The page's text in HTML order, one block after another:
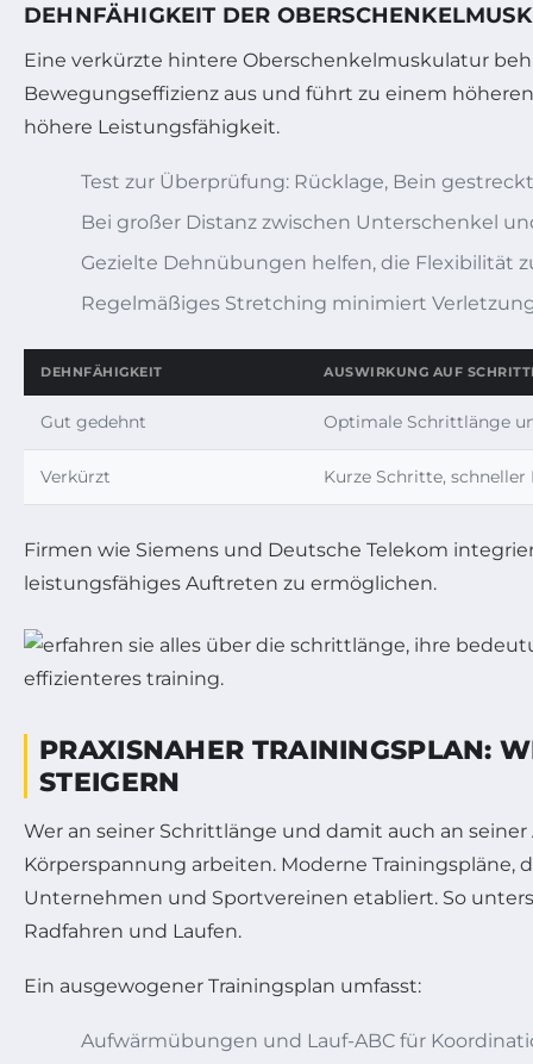
DEHNFÄHIGKEIT DER
Eine verkürzte hintere Oberschenkelmuskulatur
Bewegungseffizienz aus und führt zu einem
höhere Leistungsfähigkeit.
Test zur Überprüfung: Rücklage, Bein
Bei großer Distanz zwischen Unterschenkel
Gezielte Dehnübungen helfen, die Flexibilität
Regelmäßiges Stretching minimiert
DEHNFÄHIGKEIT AUSWIRKUNG AUF
Gut gedehnt Optimale Schrittlänge
Verkürzt Kurze Schritte,
Firmen wie Siemens und Deutsche Telekom
leistungsfähiges Auftreten zu ermöglichen.
PRAXISNAHER TRAININGSPLAN:
STEIGERN
Wer an seiner Schrittlänge und damit auch an
Körperspannung arbeiten. Moderne
Unternehmen und Sportvereinen etabliert. So
Radfahren und Laufen.
Ein ausgewogener Trainingsplan umfasst:
Aufwärmübungen und Lauf-ABC für